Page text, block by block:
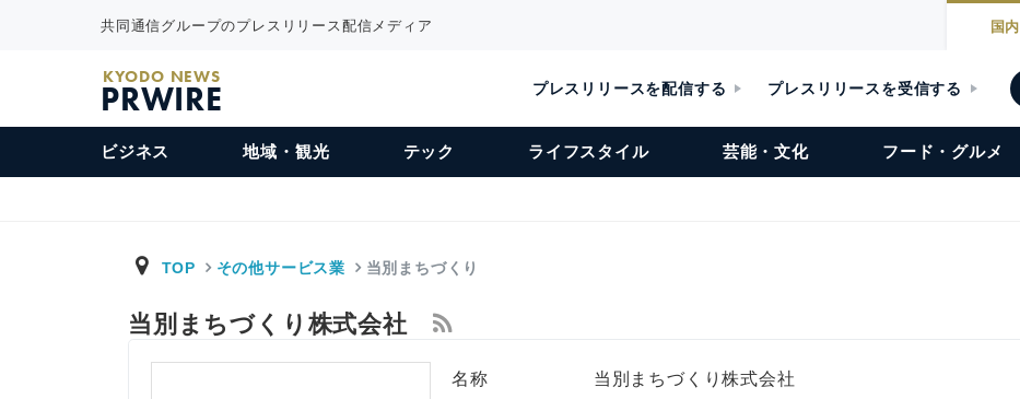
共同通信グループのプレスリリース配信メディア 国内
KYODO NEWS
PRWIRE プレスリリースを配信する プレスリリースを受信する
ビジネス 地域・観光 テック ライフスタイル 芸能・文化 フード・グルメ
TOP その他サービス業 当別まちづくり
当別まちづくり株式会社
名称
当別まちづくり株式会社